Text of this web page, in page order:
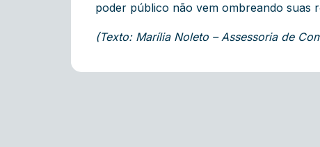
poder público não vem ombreando suas
(Texto: Marília Noleto – Assessoria de